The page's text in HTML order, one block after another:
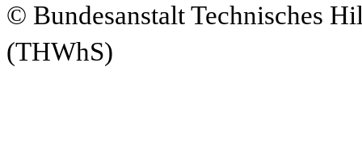
© Bundesanstalt Technisches
(THWhS)